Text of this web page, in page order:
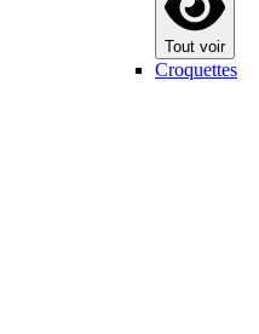
Tout voir
Croquettes